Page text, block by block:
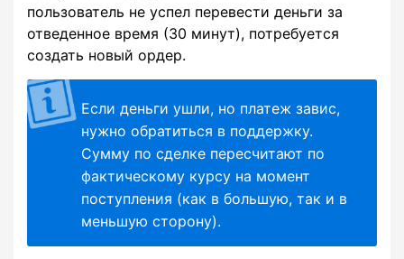
пользователь не успел перевести деньги за
отведенное время (30 минут), потребуется
создать новый ордер.
Если деньги ушли, но платеж завис,
нужно обратиться в поддержку.
Сумму по сделке пересчитают по
фактическому курсу на момент
поступления (как в большую, так и в
меньшую сторону).